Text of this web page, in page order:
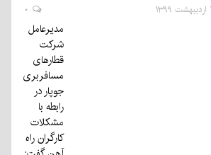
مدیرعامل
شرکت
قطارهای
مسافربری
جوپار در
رابطه با
مشکلات
کارگران راه